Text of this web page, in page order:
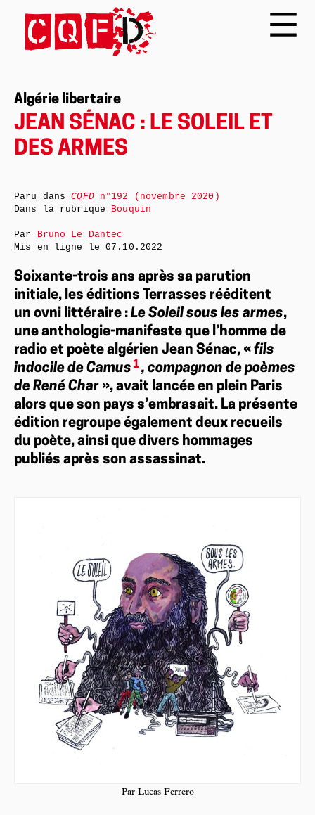
Algérie libertaire
JEAN SÉNAC : LE SOLEIL ET
DES ARMES
Soixante-trois ans après sa parution
initiale, les éditions Terrasses rééditent
un ovni littéraire : Le Soleil sous les armes,
une anthologie-manifeste que l’homme de
radio et poète algérien Jean Sénac, « fils
indocile de Camus1, compagnon de poèmes
de René Char », avait lancée en plein Paris
alors que son pays s’embrasait. La présente
édition regroupe également deux recueils
du poète, ainsi que divers hommages
publiés après son assassinat.
Par Lucas Ferrero
Paru dansCQFDn°192 (novembre 2020)
Dans la rubrique Bouquin
Par Bruno Le Dantec
Mis en ligne le07.10.2022